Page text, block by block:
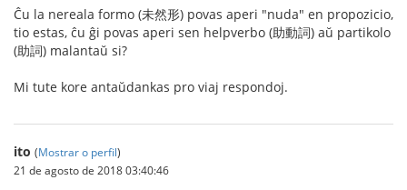
Ĉu la nereala formo (未然形) povas aperi "nuda" en propozicio,
tio estas, ĉu ĝi povas aperi sen helpverbo (助動詞) aŭ partikolo
(助詞) malantaŭ si?
Mi tute kore antaŭdankas pro viaj respondoj.
ito (Mostrar o perfil)
21 de agosto de 2018 03:40:46